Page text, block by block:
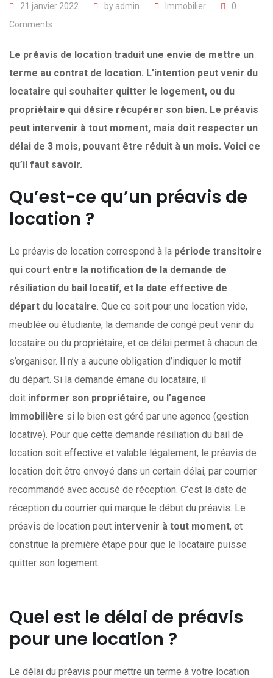
21 janvier 2022 by admin Immobilier
0
Comments
Le préavis de location traduit une envie de mettre un
terme au contrat de location. L’intention peut venir du
locataire qui souhaiter quitter le logement, ou du
propriétaire qui désire récupérer son bien. Le préavis
peut intervenir à tout moment, mais doit respecter un
délai de 3 mois, pouvant être réduit à un mois. Voici ce
qu’il faut savoir.
Qu’est-ce qu’un préavis de
location ?
Le préavis de location correspond à la période transitoire
qui court entre la notification de la demande de
résiliation du bail locatif, et la date effective de
départ du locataire. Que ce soit pour une location vide,
meublée ou étudiante, la demande de congé peut venir du
locataire ou du propriétaire, et ce délai permet à chacun de
s’organiser. Il n’y a aucune obligation d’indiquer le motif
du départ. Si la demande émane du locataire, il
doit informer son propriétaire, ou l’agence
immobilière si le bien est géré par une agence (gestion
locative). Pour que cette demande résiliation du bail de
location soit effective et valable légalement, le préavis de
location doit être envoyé dans un certain délai, par courrier
recommandé avec accusé de réception. C’est la date de
réception du courrier qui marque le début du préavis. Le
préavis de location peut intervenir à tout moment, et
constitue la première étape pour que le locataire puisse
quitter son logement.
Quel est le délai de préavis
pour une location ?
Le délai du préavis pour mettre un terme à votre location